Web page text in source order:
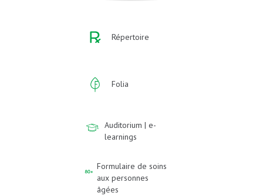
Répertoire
Folia
Auditorium | e-
learnings
Formulaire de soins
aux personnes
âgées